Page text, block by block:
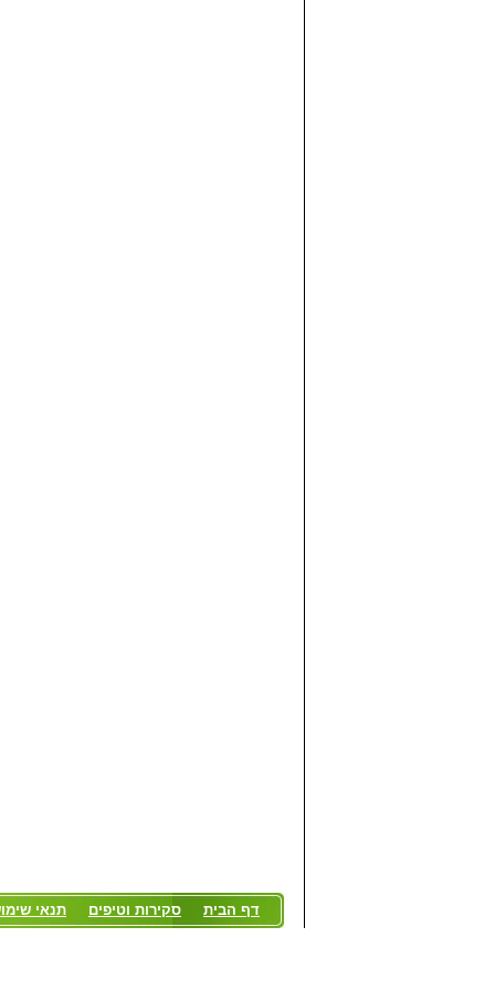
דף הבית סקירות וטיפים תנאי